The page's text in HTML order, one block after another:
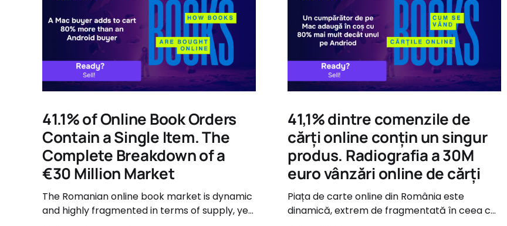
41.1% of Online Book Orders
Contain a Single Item. The
Complete Breakdown of a
€30 Million Market
The Romanian online book market is dynamic
and highly fragmented in terms of supply, yet
41,1% dintre comenzile de
cărți online conțin un singur
produs. Radiografia a 30M
euro vânzări online de cărți
Piața de carte online din România este
dinamică, extrem de fragmentată în ceea ce